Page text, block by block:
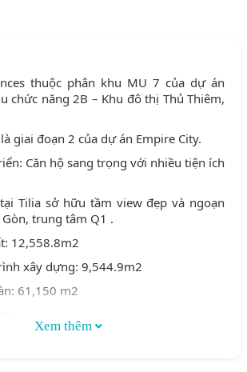
thuộc phân khu MU 7 của dự án
chức năng 2B – Khu đô thị Thủ Thiêm,
giai đoạn 2 của dự án Empire City.
Căn hộ sang trọng với nhiều tiện ích
Tilia sở hữu tầm view đẹp và ngoạn
trung tâm Q1 .
12,558.8m2
xây dựng: 9,544.9m2
61,150 m2
Xem thêm